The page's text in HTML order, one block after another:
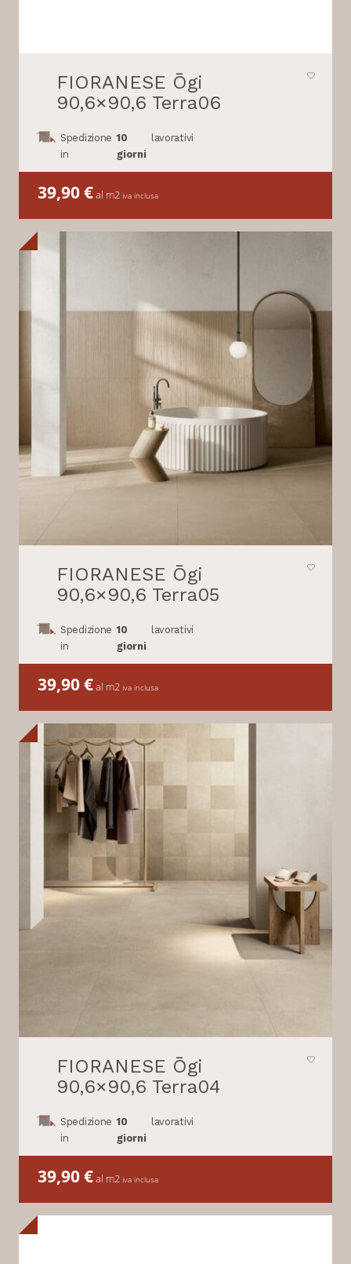
FIORANESE Ōgi
90,6×90,6 Terra06
Spedizione
in
10
giorni
lavorativi
39,90€al m2 iva inclusa
FIORANESE Ōgi
90,6×90,6 Terra05
Spedizione
in
10
giorni
lavorativi
39,90€al m2 iva inclusa
FIORANESE Ōgi
90,6×90,6 Terra04
Spedizione
in
10
giorni
lavorativi
39,90€al m2 iva inclusa